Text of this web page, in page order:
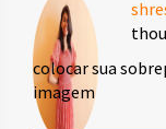
colocar sua
imagem